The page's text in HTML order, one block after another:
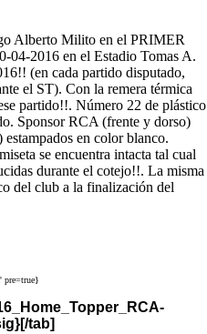
Alberto Milito en el PRIMER
04-2016 en el Estadio Tomas A.
(en cada partido disputado,
el ST). Con la remera térmica
partido!!. Número 22 de plástico
Sponsor RCA (frente y dorso)
en color blanco.
se encuentra intacta tal cual
durante el cotejo!!. La misma
del club a la finalización del
pre=true}
tab]